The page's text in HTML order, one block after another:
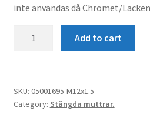
inte användas då Chromet/
Ford/Volvo
quantity
Add to cart
SKU: 05001695-M12x1.5
Category: Stängda muttrar.